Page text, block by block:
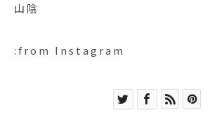
山陰
:from Instagram